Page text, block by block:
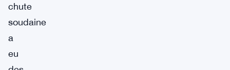
chute
soudaine
a
eu